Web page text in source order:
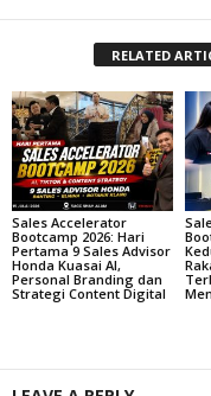
RELATED
Sales Accelerator
Bootcamp 2026: Hari
Pertama 9 Sales Advisor
Honda Kuasai AI,
Personal Branding dan
Strategi Content Digital